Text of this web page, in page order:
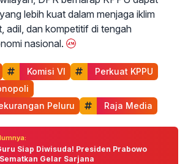
lebih kuat dalam menjaga iklim
adil, dan kompetitif di tengah
nasional.
Komisi VI
Perkuat KPPU
Peluru
Raja Media
Siap Diwisuda! Presiden Prabowo
Gelar Sarjana